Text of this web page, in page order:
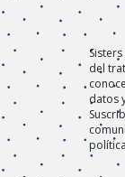
del
datos